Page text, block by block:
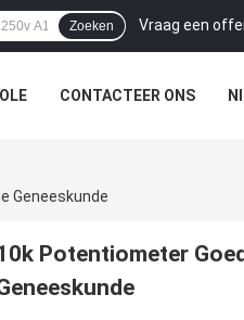
Vraag een
Zoeken
CONTACTEER ONS
Geneeskunde
Potentiometer